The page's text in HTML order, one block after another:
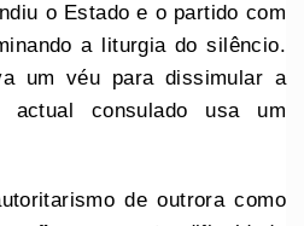
o Estado e o partido com
a liturgia do silêncio.
um véu para dissimular a
consulado usa um
de outrora como